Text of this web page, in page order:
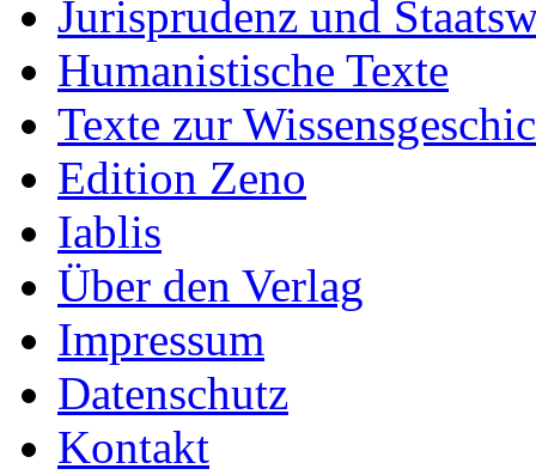
Jurisprudenz und
Humanistische Texte
Texte zur
Edition Zeno
Iablis
Über den Verlag
Impressum
Datenschutz
Kontakt